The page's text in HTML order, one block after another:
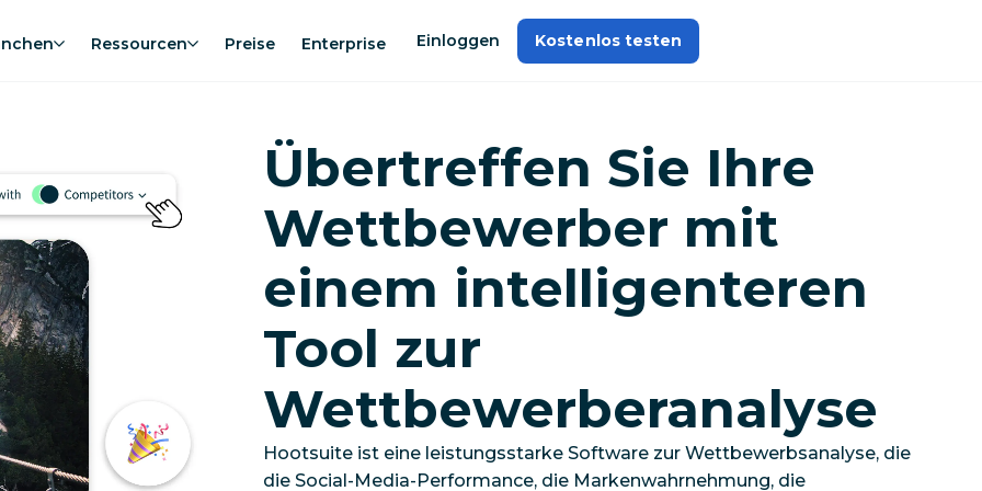
Ressourcen Preise Enterprise Einloggen Kostenlos testen
Übertreffen Sie Ihre
Wettbewerber mit
einem intelligenteren
Tool zur
Wettbewerberanalyse
Hootsuite ist eine leistungsstarke Software zur Wettbewerbsanalyse, die
die Social-Media-Performance, die Markenwahrnehmung, die